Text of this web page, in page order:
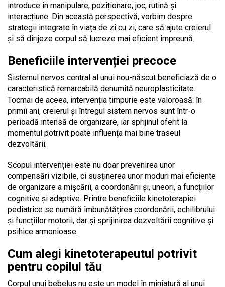
introduce în manipulare, poziționare, joc, rutină și
interacțiune. Din această perspectivă, vorbim despre
strategii integrate în viața de zi cu zi, care să ajute creierul
și să dirijeze corpul să lucreze mai eficient împreună.
Beneficiile intervenției precoce
Sistemul nervos central al unui nou-născut beneficiază de o
caracteristică remarcabilă denumită neuroplasticitate.
Tocmai de aceea, intervenția timpurie este valoroasă: în
primii ani, creierul și întregul sistem nervos sunt într-o
perioadă intensă de organizare, iar sprijinul oferit la
momentul potrivit poate influența mai bine traseul
dezvoltării.
Scopul intervenției este nu doar prevenirea unor
compensări vizibile, ci susținerea unor moduri mai eficiente
de organizare a mișcării, a coordonării și, uneori, a funcțiilor
cognitive și adaptive. Printre beneficiile kinetoterapiei
pediatrice se numără îmbunătățirea coordonării, echilibrului
și funcțiilor motorii, dar și sprijinirea dezvoltării cognitive și
psihice armonioase.
Cum alegi kinetoterapeutul potrivit
pentru copilul tău
Corpul unui bebeluș nu este un model în miniatură al unui